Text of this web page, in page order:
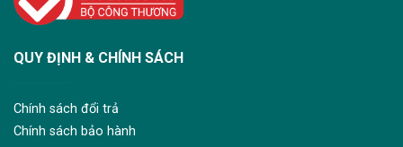
QUY ĐỊNH & CHÍNH SÁCH
Chính sách đổi trả
Chính sách bảo hành